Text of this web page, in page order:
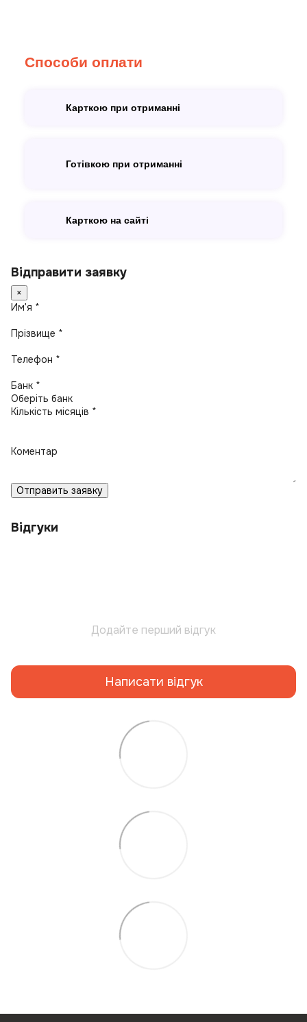
Способи оплати
Карткою при отриманні
Готівкою при отриманні
Карткою на сайті
Відправити заявку
×
Имʼя *
Прізвище *
Телефон *
Банк *
Кількість місяців *
Коментар
Отправить заявку
Відгуки
Додайте перший відгук
Написати відгук